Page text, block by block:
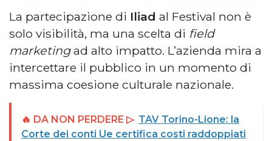
La partecipazione di Iliad al Festival non è
solo visibilità, ma una scelta di field
marketingad alto impatto. L’azienda mira a
intercettare il pubblico in un momento di
massima coesione culturale nazionale.
🔥 DA NON PERDERE ▷ TAV Torino-Lione: la
Corte dei conti Ue certifica costi raddoppiati